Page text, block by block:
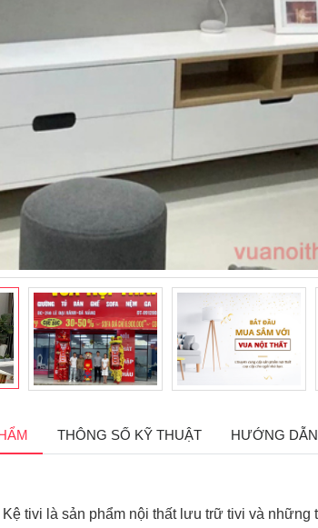
THÔNG SỐ KỸ THUẬT HƯỚNG
Kệ tivi là sản phẩm nội thất lưu trữ tivi và